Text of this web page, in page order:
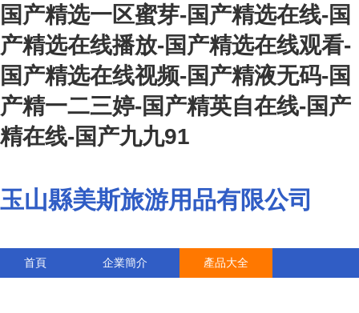
国产精选一区蜜芽-国产精选在线-国
产精选在线播放-国产精选在线观看-
国产精选在线视频-国产精液无码-国
产精一二三婷-国产精英自在线-国产
精在线-国产九九91
玉山縣美斯旅游用品有限公司
首頁 企業簡介 產品大全